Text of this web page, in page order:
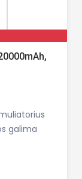
galima
4–6 pilnus
leidžia